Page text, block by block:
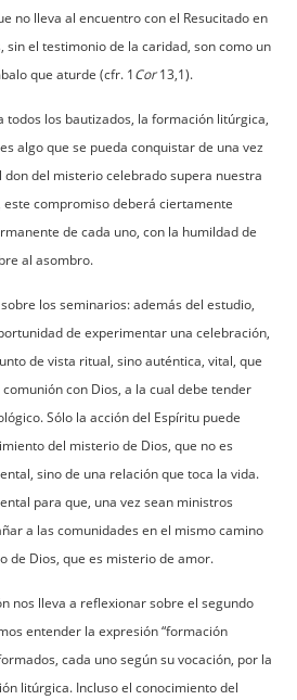
no lleva al encuentro con el Resucitado en
sin el testimonio de la caridad, son como un
que aturde (cfr. 1Cor13,1).
todos los bautizados, la formación litúrgica,
algo que se pueda conquistar de una vez
del misterio celebrado supera nuestra
compromiso deberá ciertamente
de cada uno, con la humildad de
al asombro.
los seminarios: además del estudio,
de experimentar una celebración,
de vista ritual, sino auténtica, vital, que
con Dios, a la cual debe tender
Sólo la acción del Espíritu puede
del misterio de Dios, que no es
sino de una relación que toca la vida.
para que, una vez sean ministros
a las comunidades en el mismo camino
de Dios, que es misterio de amor.
nos lleva a reflexionar sobre el segundo
entender la expresión “formación
cada uno según su vocación, por la
litúrgica. Incluso el conocimiento del